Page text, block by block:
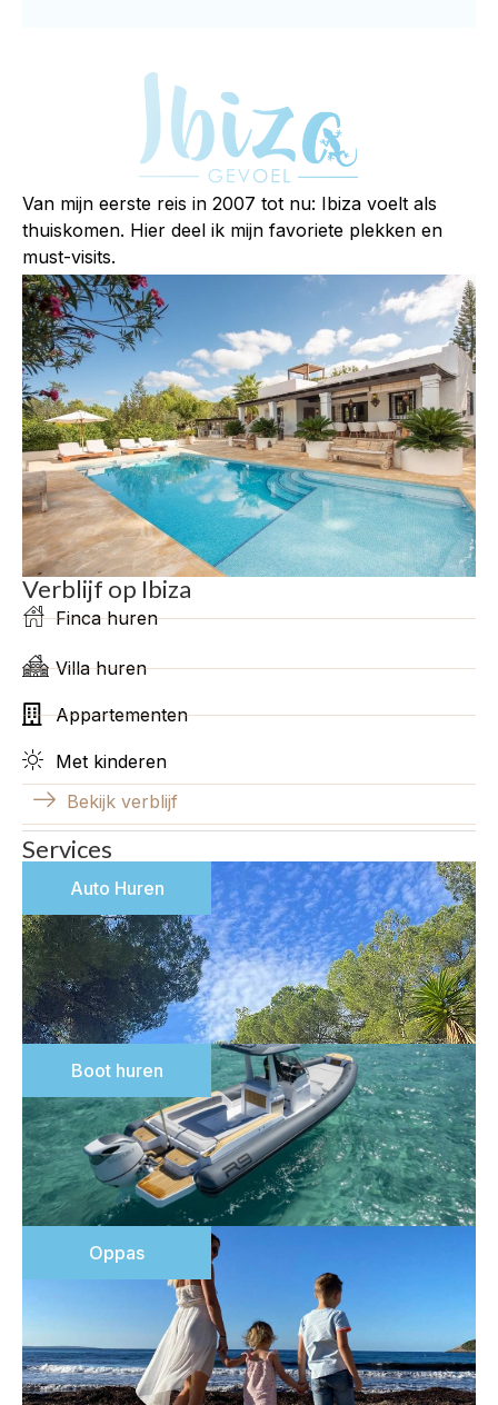
Van mijn eerste reis in 2007 tot nu: Ibiza voelt als
thuiskomen. Hier deel ik mijn favoriete plekken en
must-visits.
Verblijf op Ibiza
Finca huren
Villa huren
Appartementen
Met kinderen
Bekijk verblijf
Services
Auto Huren
Boot huren
Oppas